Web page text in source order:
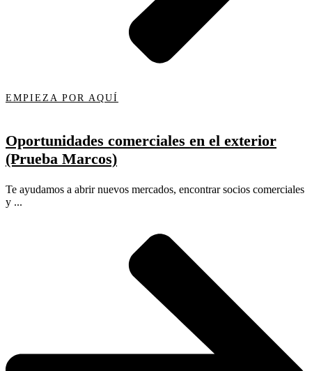
EMPIEZA POR AQUÍ
Oportunidades comerciales en el exterior
(Prueba Marcos)
Te ayudamos a abrir nuevos mercados, encontrar socios comerciales
y ...